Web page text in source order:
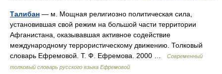
Талибан — м. Мощная религиозно политическая сила,
установившая свой режим на большой части территории
Афганистана, оказывавшая активное содействие
международному террористическому движению. Толковый
словарь Ефремовой. Т. Ф. Ефремова. 2000 …
Современный
толковый словарь русского языка Ефремовой